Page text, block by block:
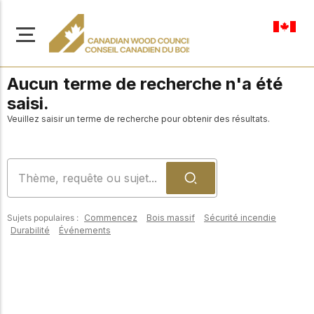
Accédez à un large
À propos de nous
Apprenez-en davantage
sur notre mission visant à
construction en bois
Aucun terme de recherche n'a été
saisi.
Veuillez saisir un terme de recherche pour obtenir des résultats.
Sujets populaires : Commencez Bois massif
Sécurité incendie
Durabilité
Événements